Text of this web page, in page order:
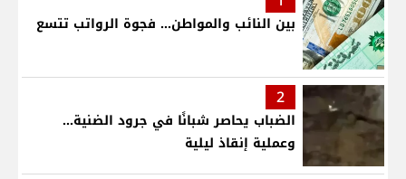
بين النائب والمواطن... فجوة الرواتب تتسع
2
الضباب يحاصر شبانًا في جرود الضنية...
وعملية إنقاذ ليلية